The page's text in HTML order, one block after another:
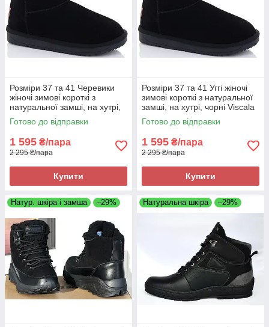
Розміри 37 та 41 Черевики
жіночі зимові короткі з
натуральної замші, на хутрі,
чорні Viscala 5854
Готово до відправки
1 595 ₴/пара
2 295 ₴/пара
Купити
Розміри 37 та 41 Уггі жіночі
зимові короткі з натуральної
замші, на хутрі, чорні Viscala
5854
Готово до відправки
1 595 ₴/пара
2 295 ₴/пара
Купити
Натур. шкіра і замша –29% Натуральна шкіра –29%